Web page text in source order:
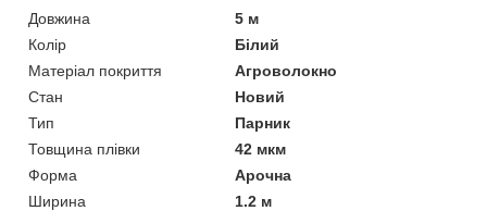
Довжина
5 м
Колір
Білий
Матеріал покриття
Агроволокно
Стан
Новий
Тип
Парник
Товщина плівки
42 мкм
Форма
Арочна
Ширина
1.2 м